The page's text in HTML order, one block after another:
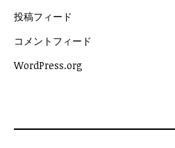
投稿フィード
コメントフィード
WordPress.org